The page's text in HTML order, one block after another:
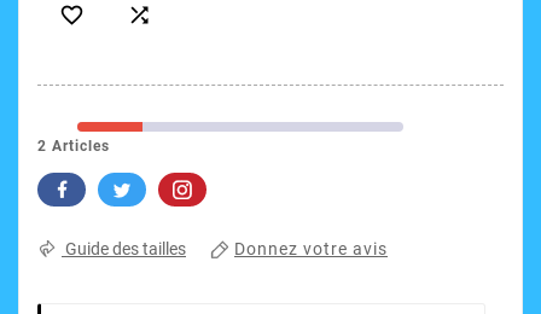
 
2 Articles
Guide des tailles Donnez votre avis